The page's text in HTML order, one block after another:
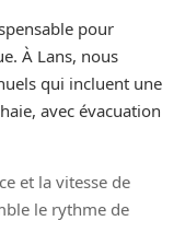
pour
À Lans, nous
qui incluent une
avec évacuation
et la vitesse de
le rythme de